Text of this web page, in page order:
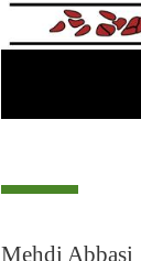
Mehdi Abbasi